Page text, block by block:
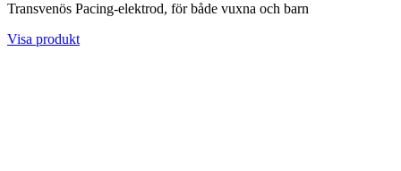
Transvenös Pacing-elektrod, för både vuxna och barn
Visa produkt